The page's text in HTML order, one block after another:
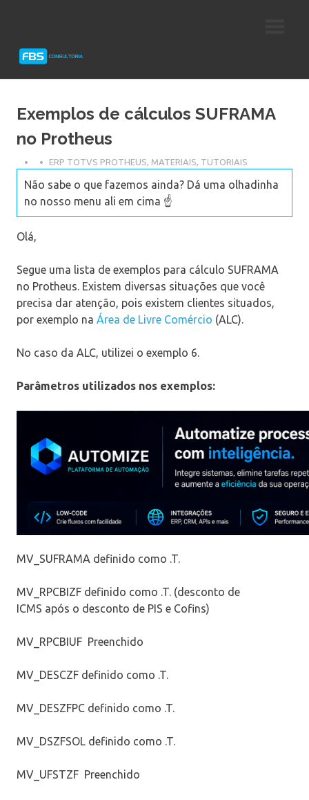
Protheus
Exemplos de cálculos SUFRAMA
no Protheus
ERP TOTVS PROTHEUS, MATERIAIS, TUTORIAIS
Não sabe o que fazemos ainda? Dá uma olhadinha
no nosso menu ali em cima ☝️
Olá,
Segue uma lista de exemplos para cálculo SUFRAMA
no Protheus. Existem diversas situações que você
precisa dar atenção, pois existem clientes situados,
por exemplo na Área de Livre Comércio (ALC).
No caso da ALC, utilizei o exemplo 6.
Parâmetros utilizados nos exemplos:
MV_SUFRAMA definido como .T.
MV_RPCBIZF definido como .T. (desconto de
ICMS após o desconto de PIS e Cofins)
MV_RPCBIUF Preenchido
MV_DESCZF definido como .T.
MV_DESZFPC definido como .T.
MV_DSZFSOL definido como .T.
MV_UFSTZF Preenchido